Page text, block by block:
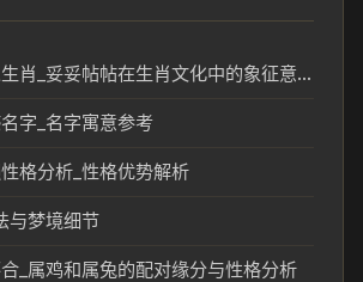
妥妥帖帖是什么生肖_妥妥帖帖在生肖文化中的象征意义
字_名字寓意参考
格分析_性格优势解析
与梦境细节
_属鸡和属兔的配对缘分与性格分析